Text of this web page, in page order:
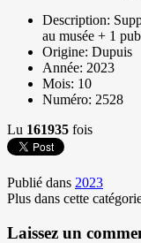
Description:
au musée + 1 pub
Origine: Dupuis
Année: 2023
Mois: 10
Numéro: 2528
Lu 161935 fois
Publié dans 2023
Plus dans cette
Laissez un